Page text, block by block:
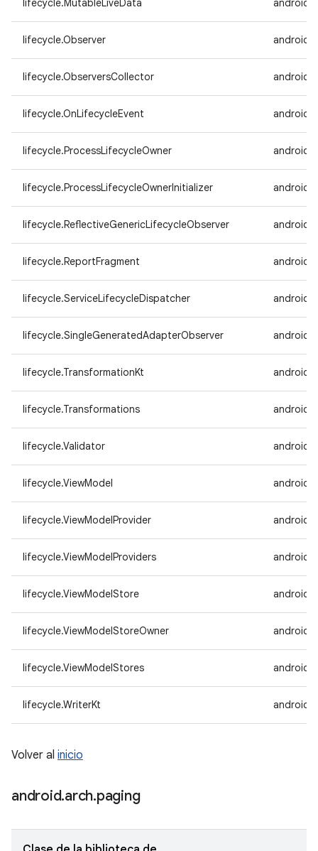
lifecycle.MutableLiveData
lifecycle.Observer
lifecycle.ObserversCollector
lifecycle.OnLifecycleEvent
lifecycle.ProcessLifecycleOwner
lifecycle.ProcessLifecycleOwnerInitializer
lifecycle.ReflectiveGenericLifecycleObserver
lifecycle.ReportFragment
lifecycle.ServiceLifecycleDispatcher
lifecycle.SingleGeneratedAdapterObserver
lifecycle.TransformationKt
lifecycle.Transformations
lifecycle.Validator
lifecycle.ViewModel
lifecycle.ViewModelProvider
lifecycle.ViewModelProviders
lifecycle.ViewModelStore
lifecycle.ViewModelStoreOwner
lifecycle.ViewModelStores
lifecycle.WriterKt
Volver al inicio
android.arch.paging